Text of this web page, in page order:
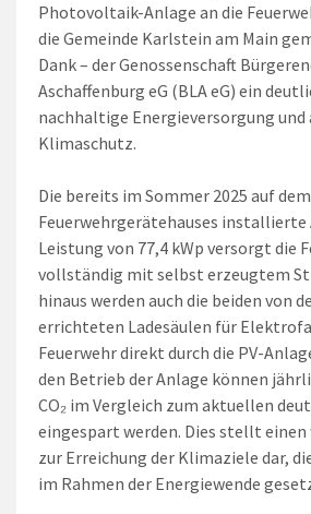
Photovoltaik-Anlage an die
die Gemeinde Karlstein am Main
Dank – der Genossenschaft
Aschaffenburg eG (BLA eG) ein
nachhaltige Energieversorgung und
Klimaschutz.
Die bereits im Sommer 2025 auf
Feuerwehrgerätehauses
Leistung von 77,4 kWp versorgt die
vollständig mit selbst erzeugtem
hinaus werden auch die beiden von
errichteten Ladesäulen für
Feuerwehr direkt durch die PV-
den Betrieb der Anlage können
CO₂ im Vergleich zum aktuellen
eingespart werden. Dies stellt
zur Erreichung der Klimaziele dar,
im Rahmen der Energiewende